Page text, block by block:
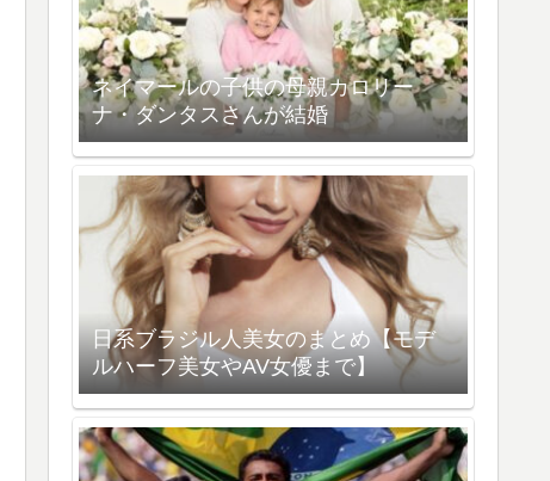
ネイマールの子供の母親カロリー
ナ・ダンタスさんが結婚
日系ブラジル人美女のまとめ【モデ
ルハーフ美女やAV女優まで】